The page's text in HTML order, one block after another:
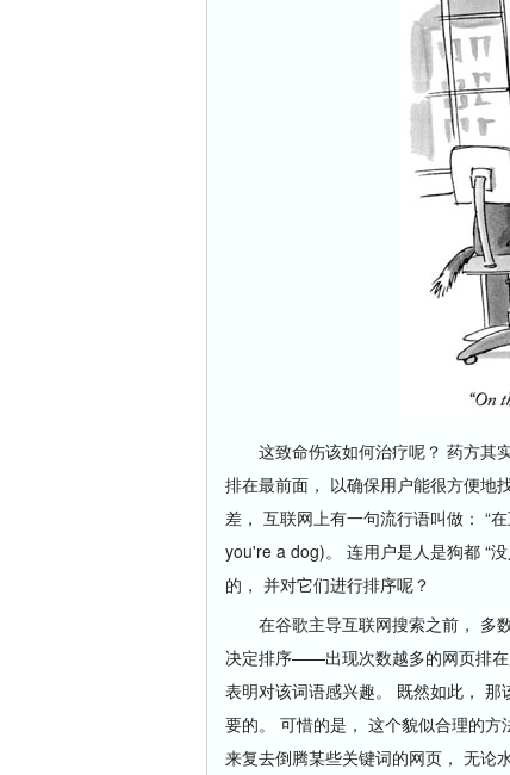
这致命伤该如何治疗呢？ 药方其实
排在最前面， 以确保用户能很方便地
差， 互联网上有一句流行语叫做： “
you're a dog)。 连用户是人是狗都 “
的， 并对它们进行排序呢？
在谷歌主导互联网搜索之前， 多数
决定排序——出现次数越多的网页排在
表明对该词语感兴趣。 既然如此，
要的。 可惜的是， 这个貌似合理的
来复去倒腾某些关键词的网页， 无论